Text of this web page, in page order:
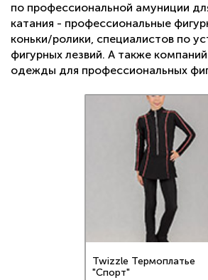
по профессиональной амуниции
катания - профессиональные
коньки/ролики, специалистов по
фигурных лезвий. А также
одежды для профессиональных
Twizzle Термоплатье
"Спорт"